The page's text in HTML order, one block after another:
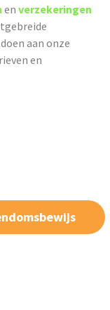
enverzekeringen
aan onze
en